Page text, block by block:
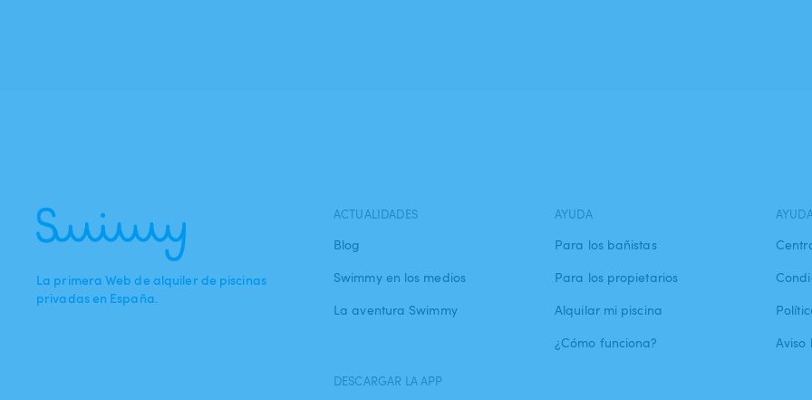
La primera Web de alquiler de piscinas
privadas en España.
ACTUALIDADES
Blog
Swimmy en los medios
La aventura Swimmy
AYUDA
Para los bañistas
Para los propietarios
Alquilar mi piscina
¿Cómo funciona?
Aviso
DESCARGAR LA APP